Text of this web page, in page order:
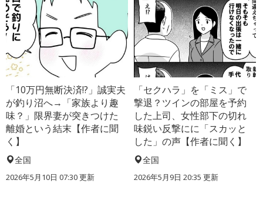
「10万円無断決済!?」誠実夫
が釣り沼へ→「家族より趣
味？」限界妻が突きつけた
離婚という結末【作者に聞
く】
全国
2026年5月10日 07:30 更新
「セクハラ」を「ミス」で
撃退？ツインの部屋を予約
した上司、女性部下の切れ
味鋭い反撃にに「スカッと
した」の声【作者に聞く】
全国
2026年5月9日 20:35 更新